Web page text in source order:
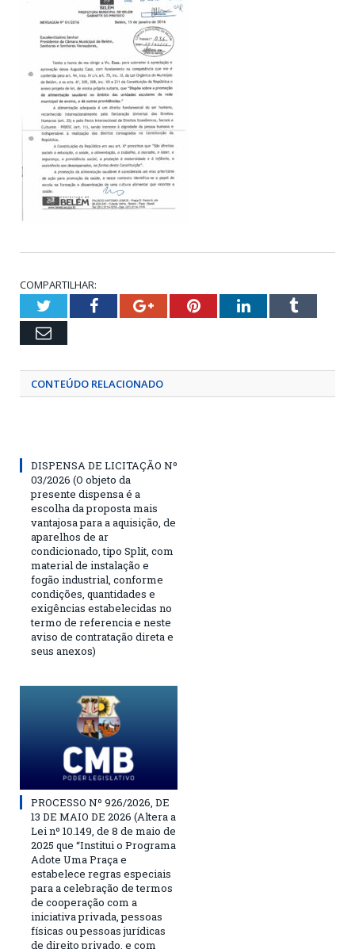
COMPARTILHAR:
TwitterFacebookGoogle+PinterestLinkedInTumblr
Email
CONTEÚDO RELACIONADO
DISPENSA DE LICITAÇÃO Nº
03/2026 (O objeto da
presente dispensa é a
escolha da proposta mais
vantajosa para a aquisição, de
aparelhos de ar
condicionado, tipo Split, com
material de instalação e
fogão industrial, conforme
condições, quantidades e
exigências estabelecidas no
termo de referencia e neste
aviso de contratação direta e
seus anexos)
PROCESSO Nº 926/2026, DE
13 DE MAIO DE 2026 (Altera a
Lei nº 10.149, de 8 de maio de
2025 que “Institui o Programa
Adote Uma Praça e
estabelece regras especiais
para a celebração de termos
de cooperação com a
iniciativa privada, pessoas
físicas ou pessoas jurídicas
de direito privado, e com